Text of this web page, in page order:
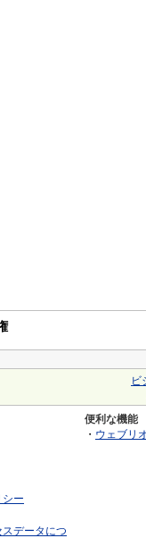
ビ
シー
データにつ
便利な機能
・ ウェブリ